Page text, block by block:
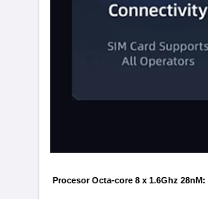
Procesor Octa-core 8 x 1.6Ghz 28nM: